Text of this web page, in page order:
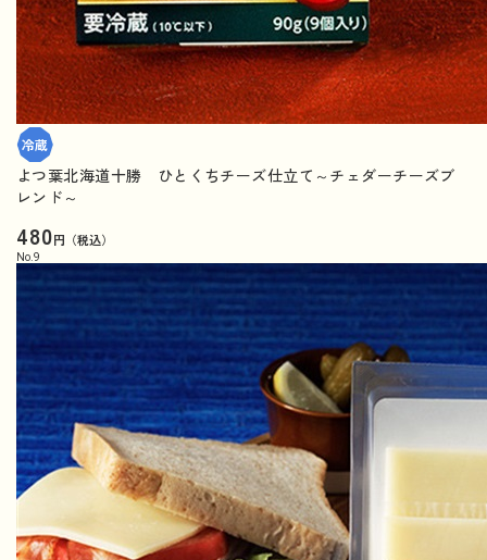
よつ葉北海道十勝 ひとくちチーズ仕立て～チェダーチーズブ
レンド～
480円（税込）
No. 9